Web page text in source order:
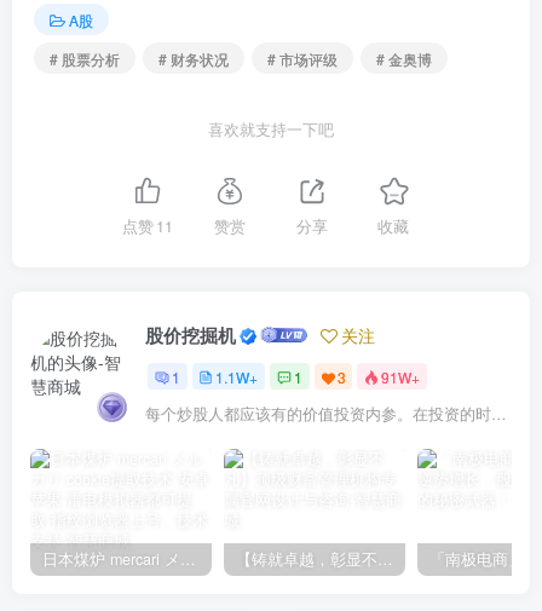
A股
# 股票分析
# 财务状况 # 市场评级 # 金奥博
喜欢就支持一下吧
点赞11 赞赏 分享 收藏
股价挖掘机 关注
1 1.1W+ 1 3 91W+
每个炒股人都应该有的价值投资内参。在投资的时候，我们把自己看成是企业分析师——而不是市场分析师，也不是宏观经济分析师，更不是证券分析师。
日本煤炉 mercari メルカリ cookie提取技术 安卓 苹果 雷电模拟器都可提取,指纹浏览器上号。技术支持 【铸就卓越，彰显不凡】顶级财富管理机构专属官网设计与咨询